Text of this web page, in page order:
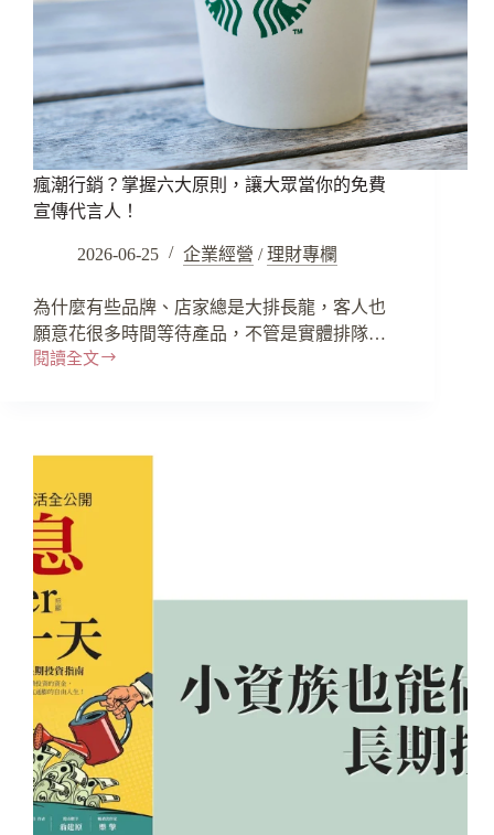
瘋潮行銷？掌握六大原則，讓大眾當你的免費
宣傳代言人！
2026-06-25 企業經營 / 理財專欄
為什麼有些品牌、店家總是大排長龍，客人也
願意花很多時間等待產品，不管是實體排隊…
閱讀全文